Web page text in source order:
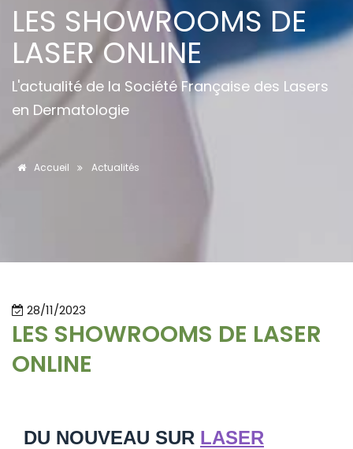
LES SHOWROOMS DE
LASER ONLINE
L'actualité de la Société Française des Lasers
en Dermatologie
Accueil Actualités
28/11/2023
LES SHOWROOMS DE LASER
ONLINE
DU NOUVEAU SUR LASER